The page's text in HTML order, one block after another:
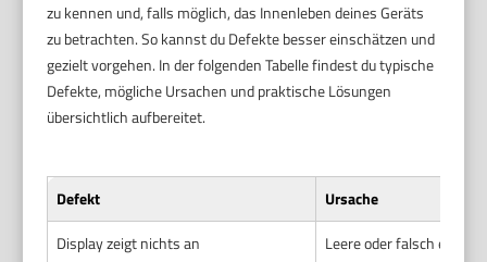
zu kennen und, falls möglich, das Innenleben deines Geräts
zu betrachten. So kannst du Defekte besser einschätzen und
gezielt vorgehen. In der folgenden Tabelle findest du typische
Defekte, mögliche Ursachen und praktische Lösungen
übersichtlich aufbereitet.
Defekt
Ursache
Display zeigt nichts an
Leere oder falsch